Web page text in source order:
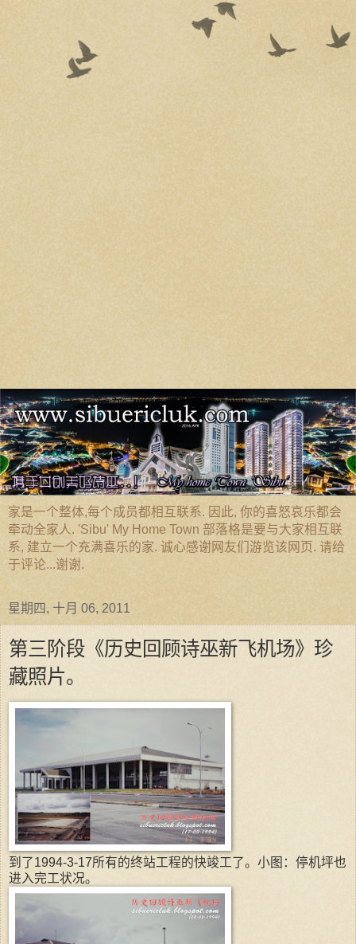
家是一个整体,每个成员都相互联系. 因此, 你的喜怒哀乐都会
牵动全家人. 'Sibu' My Home Town 部落格是要与大家相互联
系, 建立一个充满喜乐的家. 诚心感谢网友们游览该网页. 请给
于评论...谢谢.
星期四, 十月 06, 2011
第三阶段《历史回顾诗巫新飞机场》珍
藏照片。
到了1994-3-17所有的终站工程的快竣工了。小图：停机坪也
进入完工状况。